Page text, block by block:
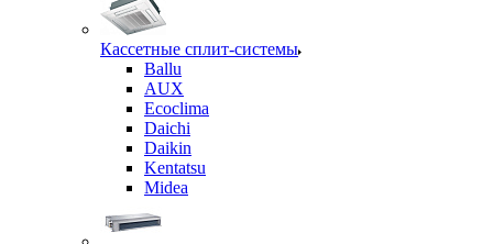
Кассетные сплит-системы
Ballu
AUX
Ecoclima
Daichi
Daikin
Kentatsu
Midea